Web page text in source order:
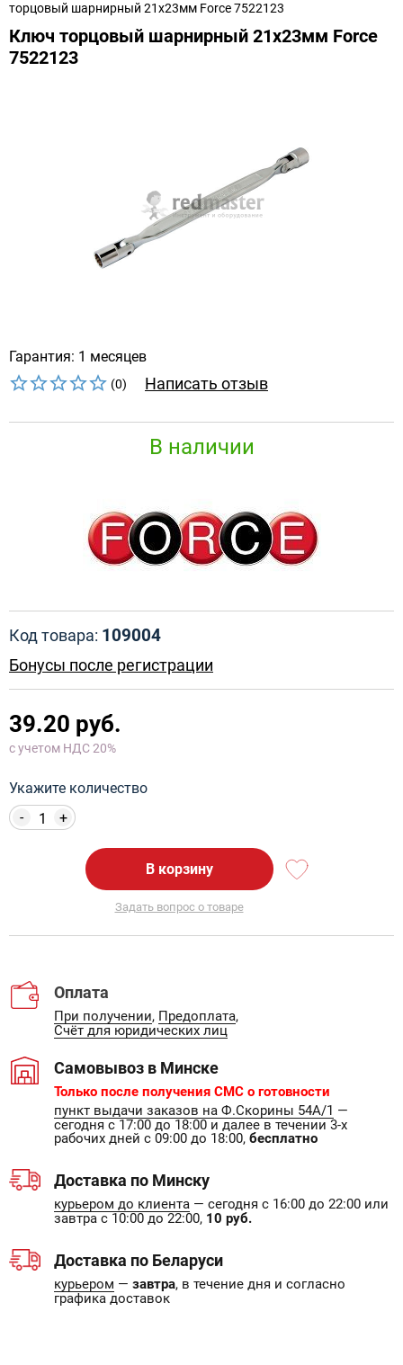
торцовый шарнирный 21x23мм Force 7522123
Ключ торцовый шарнирный 21x23мм Force
7522123
Гарантия: 1 месяцев
(0) Написать отзыв
В наличии
Код товара: 109004
Бонусы после регистрации
39.20 руб.
с учетом НДС 20%
Укажите количество
+
-
В корзину
Задать вопрос о товаре
Оплата
При получении, Предоплата,
Счёт для юридических лиц
Самовывоз в Минске
Только после получения СМС о готовности
пункт выдачи заказов на Ф.Скорины 54А/1 —
сегодня с 17:00 до 18:00 и далее в течении 3-х
рабочих дней с 09:00 до 18:00, бесплатно
Доставка по Минску
курьером до клиента — сегодня с 16:00 до 22:00 или
завтра с 10:00 до 22:00, 10 руб.
Доставка по Беларуси
курьером — завтра, в течение дня и согласно
графика доставок